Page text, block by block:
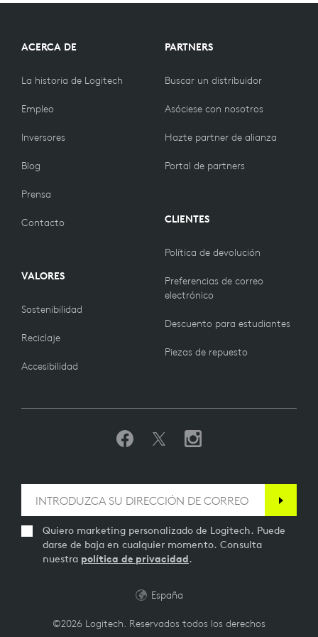
ACERCA DE
La historia de Logitech
Empleo
Inversores
Blog
Prensa
Contacto
VALORES
Sostenibilidad
Reciclaje
Accesibilidad
PARTNERS
Buscar un distribuidor
Asóciese con nosotros
Hazte partner de alianza
Portal de partners
CLIENTES
Política de devolución
Preferencias de correo
electrónico
Descuento para estudiantes
Piezas de repuesto
Quiero marketing personalizado de Logitech. Puede
darse de baja en cualquier momento. Consulta
nuestra política de privacidad.
©2026 Logitech. Reservados todos los derechos
España